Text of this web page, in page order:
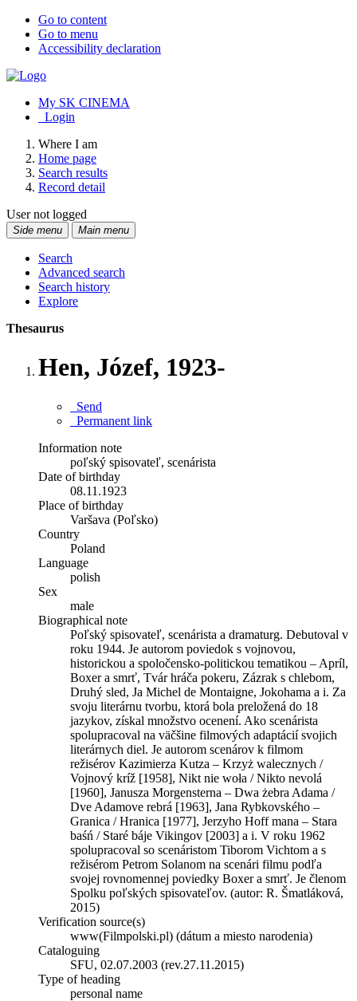
Go to content
Go to menu
Accessibility declaration
My SK CINEMA
Login
Where I am
Home page
Search results
Record detail
User not logged
Side menu Main menu
Search
Advanced search
Search history
Explore
Thesaurus
Hen, Józef, 1923-
Send
Permanent link
Information note
poľský spisovateľ, scenárista
Date of birthday
08.11.1923
Place of birthday
Varšava (Poľsko)
Country
Poland
Language
polish
Sex
male
Biographical note
Poľský spisovateľ, scenárista a dramaturg. Debutoval v
roku 1944. Je autorom poviedok s vojnovou,
historickou a spoločensko-politickou tematikou – Apríl,
Boxer a smrť, Tvár hráča pokeru, Zázrak s chlebom,
Druhý sled, Ja Michel de Montaigne, Jokohama a i. Za
svoju literárnu tvorbu, ktorá bola preložená do 18
jazykov, získal množstvo ocenení. Ako scenárista
spolupracoval na väčšine filmových adaptácií svojich
literárnych diel. Je autorom scenárov k filmom
režisérov Kazimierza Kutza – Krzyż walecznych /
Vojnový kríž [1958], Nikt nie woła / Nikto nevolá
[1960], Janusza Morgensterna – Dwa żebra Adama /
Dve Adamove rebrá [1963], Jana Rybkovského –
Granica / Hranica [1977], Jerzyho Hoff mana – Stara
baśń / Staré báje Vikingov [2003] a i. V roku 1962
spolupracoval so scenáristom Tiborom Vichtom a s
režisérom Petrom Solanom na scenári filmu podľa
svojej rovnomennej poviedky Boxer a smrť. Je členom
Spolku poľských spisovateľov. (autor: R. Šmatláková,
2015)
Verification source(s)
www(Filmpolski.pl) (dátum a miesto narodenia)
Cataloguing
SFU, 02.07.2003 (rev.27.11.2015)
Type of heading
personal name